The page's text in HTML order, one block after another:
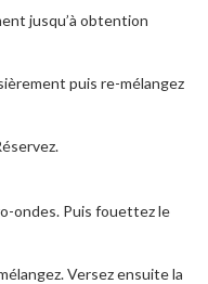
jusqu’à obtention
puis re-mélangez
ondes. Puis fouettez le
Versez ensuite la